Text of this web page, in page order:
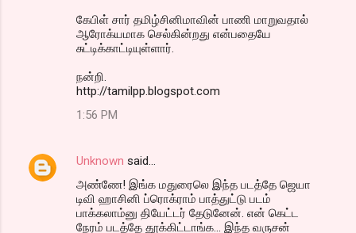
கேபிள் சார் தமிழ்சினிமாவின் பாணி மாறுவதால்
ஆரோக்யமாக செல்கின்றது என்பதையே
சுட்டிக்காட்டியுள்ளார்.
நன்றி.
http://tamilpp.blogspot.com
1:56 PM
Unknown said…
அண்ணே! இங்க மதுரைலெ இந்த படத்தே ஜெயா
டிவி ஹாசினி ப்ரொக்ராம் பாத்துட்டு படம்
பாக்கலாம்னு தியேட்டர் தேடுனேன். என் கெட்ட
நேரம் படத்தே தூக்கிட்டாங்க... இந்த வருசன்